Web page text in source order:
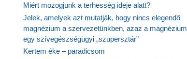
Miért mozogjunk a terhesség ideje alatt?
Jelek, amelyek azt mutatják, hogy nincs elegendő
magnézium a szervezetünkben, azaz a magnézium
egy szívegészségügyi „szupersztár”
Kertem éke – paradicsom